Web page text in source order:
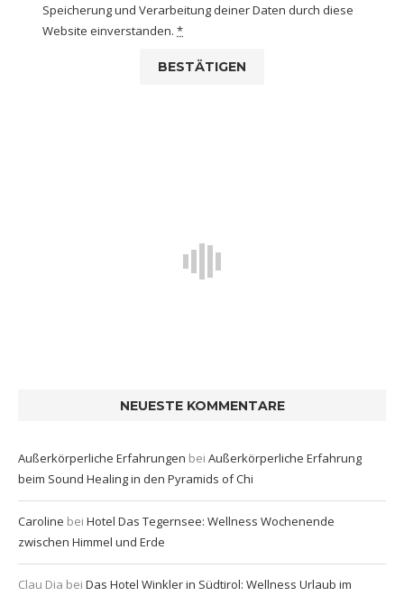
Speicherung und Verarbeitung deiner Daten durch diese
Website einverstanden. *
NEUESTE KOMMENTARE
Außerkörperliche Erfahrungen bei Außerkörperliche Erfahrung
beim Sound Healing in den Pyramids of Chi
Caroline bei Hotel Das Tegernsee: Wellness Wochenende
zwischen Himmel und Erde
Clau Dia bei Das Hotel Winkler in Südtirol: Wellness Urlaub im